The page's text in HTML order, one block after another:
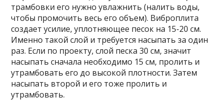
трамбовки его нужно увлажнить (налить воды,
чтобы промочить весь его объем). Виброплита
создает усилие, уплотняющее песок на 15-20 см.
Именно такой слой и требуется насыпать за один
раз. Если по проекту, слой песка 30 см, значит
насыпать сначала необходимо 15 см, пролить и
утрамбовать его до высокой плотности. Затем
насыпать второй и его тоже пролить и
утрамбовать.